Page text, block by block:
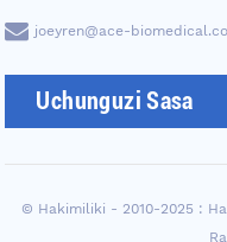
joeyren@ace-
Uchunguzi Sasa
© Hakimiliki - 2010-2025 :